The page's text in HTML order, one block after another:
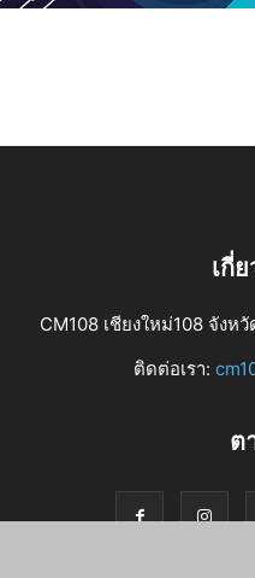
เกี่
CM108 เชียงใหม่108 จังห
ติดต่อเรา:
ต